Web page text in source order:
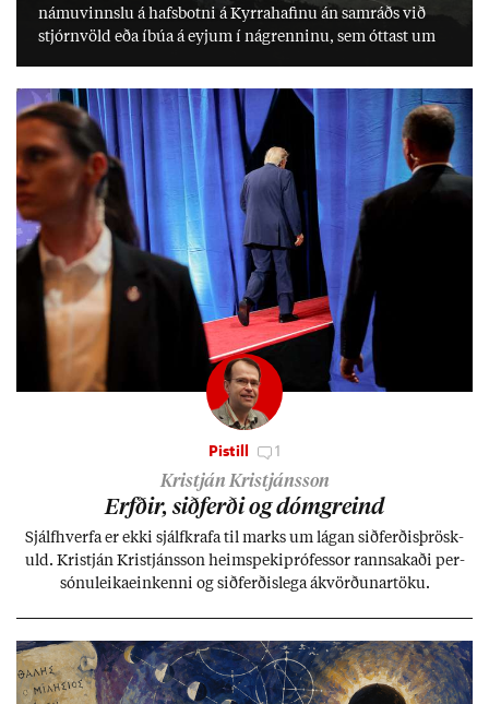
námu­vinnslu á hafs­botni á Kyrra­haf­inu án sam­ráðs við
stjórn­völd eða íbúa á eyj­um í ná­grenn­inu, sem ótt­ast um
Pistill 1
Kristján Kristjánsson
Erfð­ir, sið­ferði og dómgreind
Sjálf­hverfa er ekki sjálf­krafa til marks um lág­an sið­ferð­is­þrösk­
uld. Kristján Kristjáns­son heim­speki­pró­fess­or rann­sak­aði per­
sónu­leika­ein­kenni og sið­ferð­is­lega ákvörð­un­ar­töku.